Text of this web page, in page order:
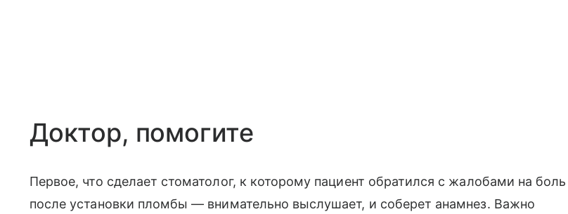
Доктор, помогите
Первое, что сделает стоматолог, к которому пациент обратился с жалобами на боль
после установки пломбы — внимательно выслушает, и соберет анамнез. Важно